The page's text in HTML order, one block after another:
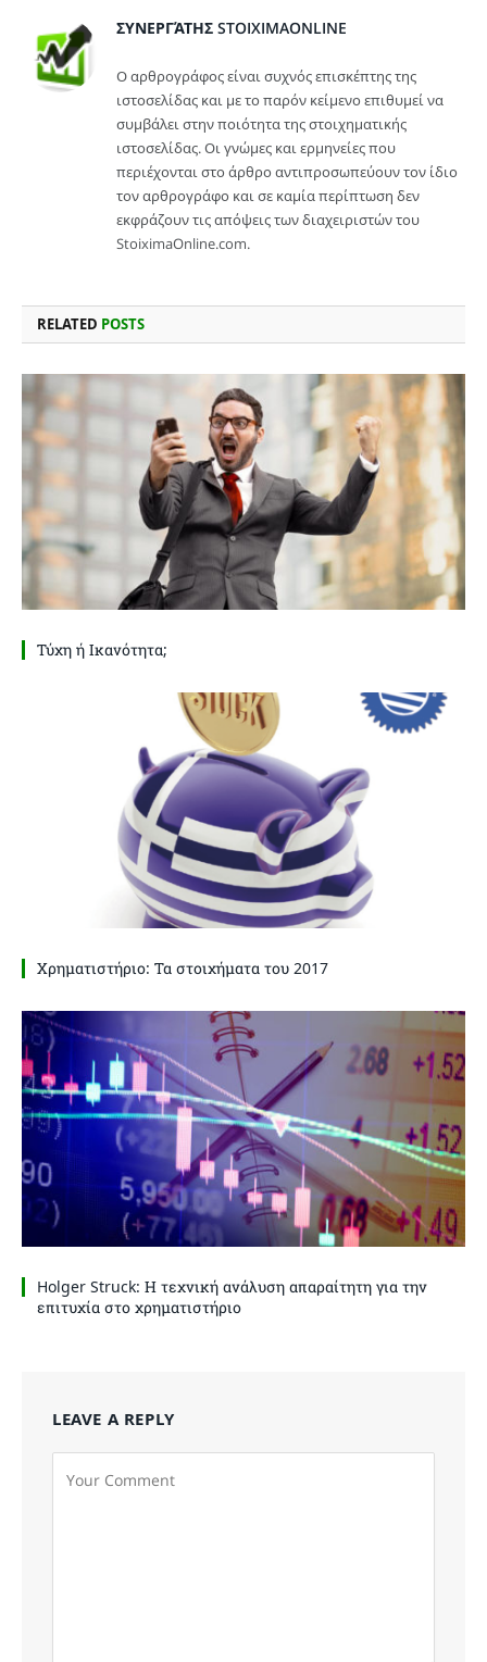
ΣΥΝΕΡΓΆΤΗΣ STOIXIMAONLINE
Ο αρθρογράφος είναι συχνός επισκέπτης της
ιστοσελίδας και με το παρόν κείμενο επιθυμεί να
συμβάλει στην ποιότητα της στοιχηματικής
ιστοσελίδας. Οι γνώμες και ερμηνείες που
περιέχονται στο άρθρο αντιπροσωπεύουν τον ίδιο
τον αρθρογράφο και σε καμία περίπτωση δεν
εκφράζουν τις απόψεις των διαχειριστών του
StoiximaOnline.com.
RELATED POSTS
Τύχη ή Ικανότητα;
Χρηματιστήριο: Τα στοιχήματα του 2017
Holger Struck: Η τεχνική ανάλυση απαραίτητη για την
επιτυχία στο χρηματιστήριο
LEAVE A REPLY